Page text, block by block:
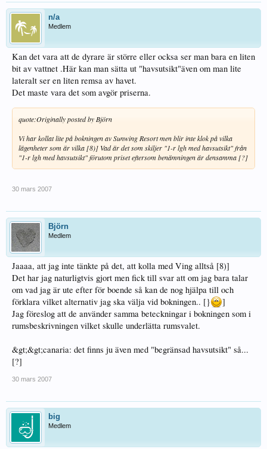
n/a
Medlem
Kan det vara att de dyrare är större eller ocksa ser man bara en liten
bit av vattnet .Här kan man sätta ut "havsutsikt"även om man lite
lateralt ser en liten remsa av havet.
Det maste vara det som avgör priserna.
quote:Originally posted by Björn
Vi har kollat lite på bokningen av Sunwing Resort men blir inte klok på vilka
lägenheter som är vilka [8)] Vad är det som skiljer "1-r lgh med havsutsikt" från
"1-r lgh med havsutsikt" förutom priset eftersom benämningen är densamma [?]
30 mars 2007
Björn
Medlem
Jaaaa, att jag inte tänkte på det, att kolla med Ving alltså [8)]
Det har jag naturligtvis gjort men fick till svar att om jag bara talar
om vad jag är ute efter för boende så kan de nog hjälpa till och
förklara vilket alternativ jag ska välja vid bokningen.. [}
]
Jag föreslog att de använder samma beteckningar i bokningen som i
rumsbeskrivningen vilket skulle underlätta rumsvalet.
&gt;&gt;canaria: det finns ju även med "begränsad havsutsikt" så...
[?]
30 mars 2007
big
Medlem